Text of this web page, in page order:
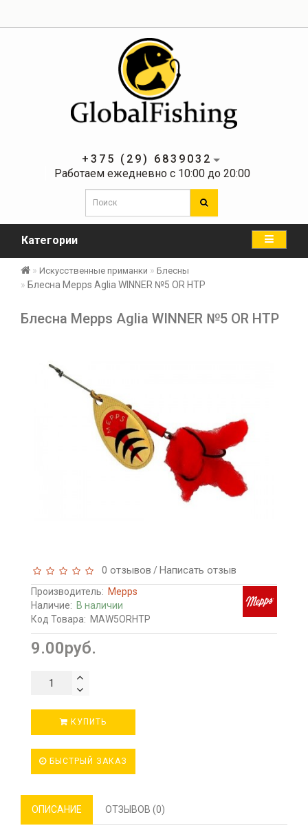
+375 (29) 6839032
Работаем ежедневно с 10:00 до 20:00
Категории
Искусственные приманки Блесны
Блесна Mepps Aglia WINNER №5 OR HTP
Блесна Mepps Aglia WINNER №5 OR HTP
0 отзывов /Написать отзыв
Производитель: Mepps
Наличие: В наличии
Код Товара: MAW5ORHTP
9.00руб.
КУПИТЬ
БЫСТРЫЙ ЗАКАЗ
ОПИСАНИЕ ОТЗЫВОВ (0)